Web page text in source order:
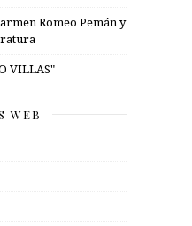
Romeo Pemán y
VILLAS"
WEB